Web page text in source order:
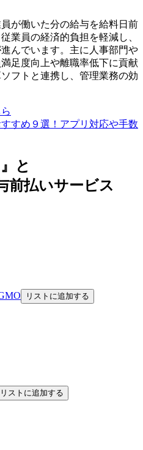
が働いた分の給与を給料日前
業員の経済的負担を軽減し、
んでいます。主に人事部門や
足度向上や離職率低下に貢献
フトと連携し、管理業務の効
すめ９選！アプリ対応や手数
と
前払いサービス
リストに追加する
リストに追加する